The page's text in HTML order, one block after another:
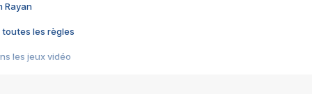
Rayan
toutes les règles
les jeux vidéo